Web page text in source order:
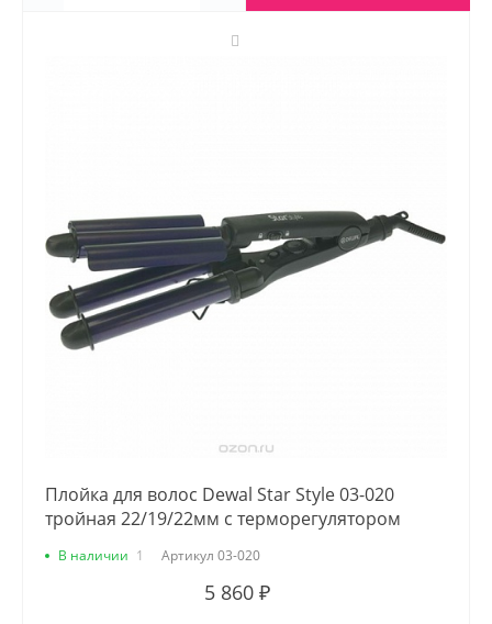
Плойка для волос Dewal Star Style 03-020
тройная 22/19/22мм с терморегулятором
В наличии 1 Артикул 03-020
5 860 ₽